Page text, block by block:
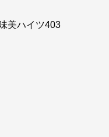
美ハイツ403